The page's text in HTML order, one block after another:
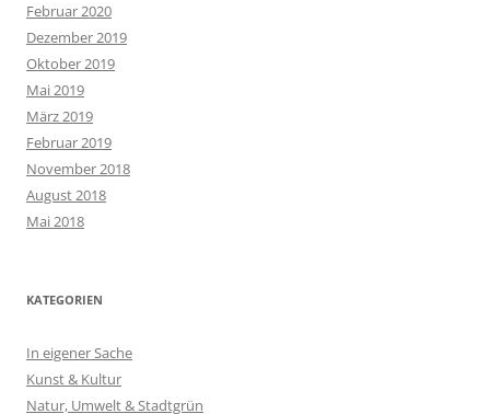
Februar 2020
Dezember 2019
Oktober 2019
Mai 2019
März 2019
Februar 2019
November 2018
August 2018
Mai 2018
KATEGORIEN
In eigener Sache
Kunst & Kultur
Natur, Umwelt & Stadtgrün